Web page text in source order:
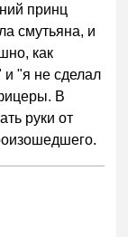
принц
смутьяна, и
как
и "я не сделал
В
руки от